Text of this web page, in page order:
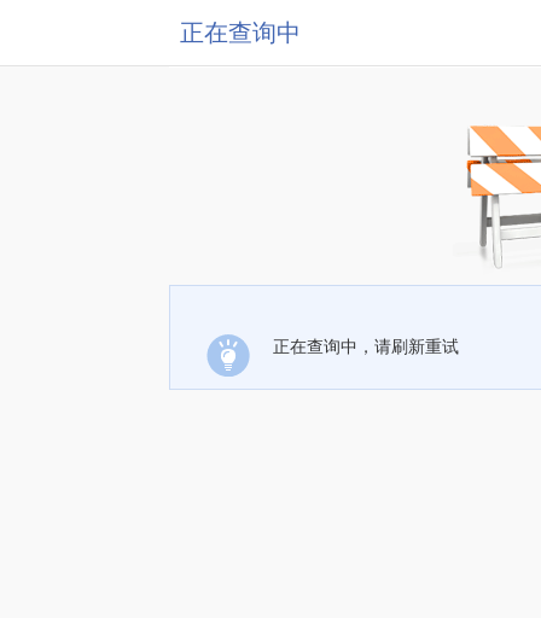
正在查询中
正在查询中，请刷新重试